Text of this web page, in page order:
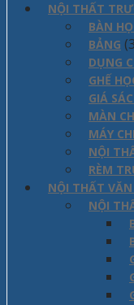
NỘI THẤT
BÀN
BẢNG
DỤNG
GHẾ
GIÁ
MÀN
MÁY
NỘI
RÈM
NỘI THẤT
NỘI